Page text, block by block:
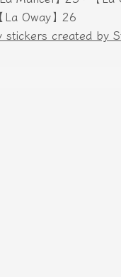
La Oway】26
stickers created by